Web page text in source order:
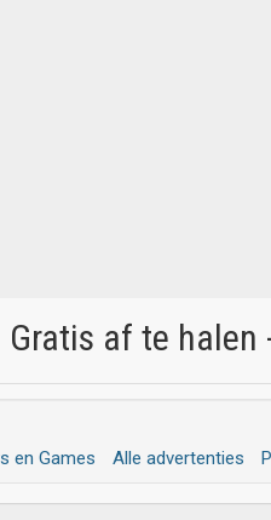
Gratis af te halen
en Games Alle advertenties